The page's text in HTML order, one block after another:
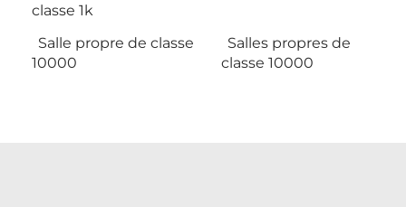
classe 1k
Salle propre de classe
10000
Salles propres de
classe 10000